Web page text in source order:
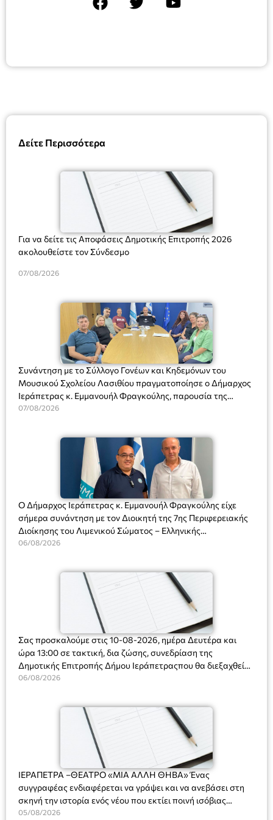
Δείτε Περισσότερα
Για να δείτε τις Αποφάσεις Δημοτικής Επιτροπής 2026
ακολουθείστε τον Σύνδεσμο
07/08/2026
Συνάντηση με το Σύλλογο Γονέων και Κηδεμόνων του
Μουσικού Σχολείου Λασιθίου πραγματοποίησε ο Δήμαρχος
Ιεράπετρας κ. Εμμανουήλ Φραγκούλης, παρουσία της
Διευθύντριας του σχολείου κας Μαριάννας Χαΐτα.
07/08/2026
Ο Δήμαρχος Ιεράπετρας κ. Εμμανουήλ Φραγκούλης είχε
σήμερα συνάντηση με τον Διοικητή της 7ης Περιφερειακής
Διοίκησης του Λιμενικού Σώματος – Ελληνικής
Ακτοφυλακής (Λ.Σ.-ΕΛ.ΑΚΤ.), Αρχιπλοίαρχο Λ.Σ. κ. Ιωάννη
06/08/2026
Σας προσκαλούμε στις 10-08-2026, ημέρα Δευτέρα και
ώρα 13:00 σε τακτική, δια ζώσης, συνεδρίαση της
Δημοτικής Επιτροπής Δήμου Ιεράπετραςπου θα διεξαχθεί
στο Δημοτικό Κατάστημα, Δημοκρατίας 31 στην αίθουσα
και λήψη αποφάσεων στα παρακάτω θέματα:
06/08/2026
ΙΕΡΑΠΕΤΡΑ –ΘΕΑΤΡΟ «ΜΙΑ ΑΛΛΗ ΘΗΒΑ» Ένας
συγγραφέας ενδιαφέρεται να γράψει και να ανεβάσει στη
σκηνή την ιστορία ενός νέου που εκτίει ποινή ισόβιας
κάθειρξης για πατροκτονία. Ένα πολυβραβευμένο έργο για
05/08/2026